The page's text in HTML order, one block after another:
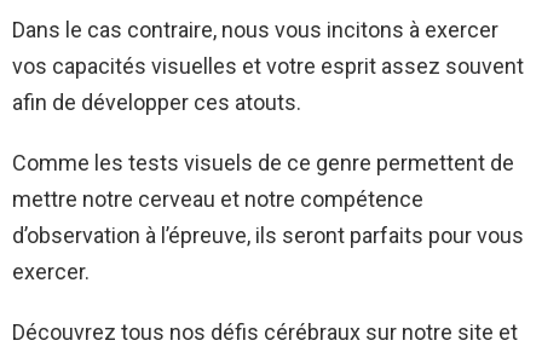
Dans le cas contraire, nous vous incitons à exercer
vos capacités visuelles et votre esprit assez souvent
afin de développer ces atouts.
Comme les tests visuels de ce genre permettent de
mettre notre cerveau et notre compétence
d’observation à l’épreuve, ils seront parfaits pour vous
exercer.
Découvrez tous nos défis cérébraux sur notre site et